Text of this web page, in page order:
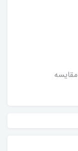
مقایسه